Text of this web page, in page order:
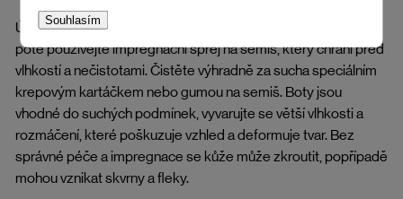
Souhlasím
Údržba semiše (pásky): Před prvním nošením a pravidelně
poté používejte impregnační sprej na semiš, který chrání před
vlhkostí a nečistotami. Čistěte výhradně za sucha speciálním
krepovým kartáčkem nebo gumou na semiš. Boty jsou
vhodné do suchých podmínek, vyvarujte se větší vlhkosti a
rozmáčení, které poškuzuje vzhled a deformuje tvar. Bez
správné péče a impregnace se kůže může zkroutit, popřípadě
mohou vznikat skvrny a fleky.